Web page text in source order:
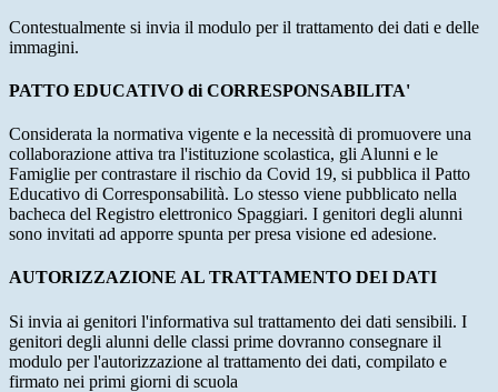
Contestualmente si invia il modulo per il trattamento dei dati e delle
immagini.
PATTO EDUCATIVO di CORRESPONSABILITA'
Considerata la normativa vigente e la necessità di promuovere una
collaborazione attiva tra l'istituzione scolastica, gli Alunni e le
Famiglie per contrastare il rischio da Covid 19, si pubblica il Patto
Educativo di Corresponsabilità. Lo stesso viene pubblicato nella
bacheca del Registro elettronico Spaggiari. I genitori degli alunni
sono invitati ad apporre spunta per presa visione ed adesione.
AUTORIZZAZIONE AL TRATTAMENTO DEI DATI
Si invia ai genitori l'informativa sul trattamento dei dati sensibili. I
genitori degli alunni delle classi prime dovranno consegnare il
modulo per l'autorizzazione al trattamento dei dati, compilato e
firmato nei primi giorni di scuola